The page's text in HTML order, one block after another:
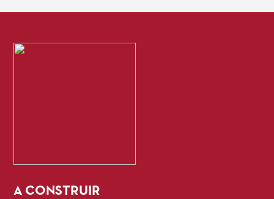
A CONSTRUIR